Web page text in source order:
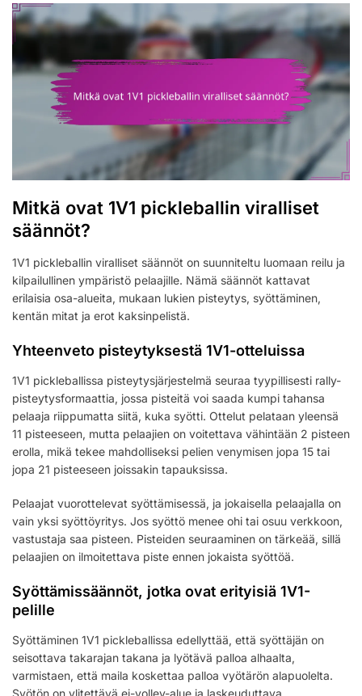
Mitkä ovat 1V1 pickleballin viralliset
säännöt?
1V1 pickleballin viralliset säännöt on suunniteltu luomaan reilu ja
kilpailullinen ympäristö pelaajille. Nämä säännöt kattavat
erilaisia osa-alueita, mukaan lukien pisteytys, syöttäminen,
kentän mitat ja erot kaksinpelistä.
Yhteenveto pisteytyksestä 1V1-otteluissa
1V1 pickleballissa pisteytysjärjestelmä seuraa tyypillisesti rally-
pisteytysformaattia, jossa pisteitä voi saada kumpi tahansa
pelaaja riippumatta siitä, kuka syötti. Ottelut pelataan yleensä
11 pisteeseen, mutta pelaajien on voitettava vähintään 2 pisteen
erolla, mikä tekee mahdolliseksi pelien venymisen jopa 15 tai
jopa 21 pisteeseen joissakin tapauksissa.
Pelaajat vuorottelevat syöttämisessä, ja jokaisella pelaajalla on
vain yksi syöttöyritys. Jos syöttö menee ohi tai osuu verkkoon,
vastustaja saa pisteen. Pisteiden seuraaminen on tärkeää, sillä
pelaajien on ilmoitettava piste ennen jokaista syöttöä.
Syöttämissäännöt, jotka ovat erityisiä 1V1-
pelille
Syöttäminen 1V1 pickleballissa edellyttää, että syöttäjän on
seisottava takarajan takana ja lyötävä palloa alhaalta,
varmistaen, että maila koskettaa palloa vyötärön alapuolelta.